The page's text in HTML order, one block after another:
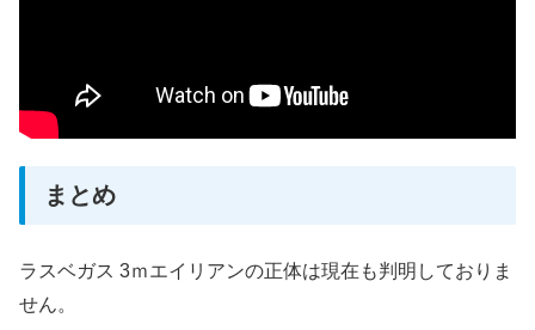
まとめ
ラスベガス 3ｍエイリアンの正体は現在も判明しておりま
せん。